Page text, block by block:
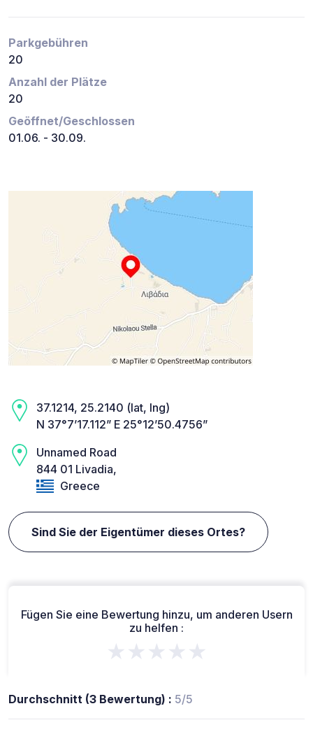
Parkgebühren
20
Anzahl der Plätze
20
Geöffnet/Geschlossen
01.06. - 30.09.
37.1214, 25.2140 (lat, lng)
N 37°7’17.112” E 25°12’50.4756”
Unnamed Road
844 01 Livadia,
Greece
Sind Sie der Eigentümer dieses Ortes?
Fügen Sie eine Bewertung hinzu, um anderen Usern
zu helfen :
★★★★★
Durchschnitt (3 Bewertung) : 5/5